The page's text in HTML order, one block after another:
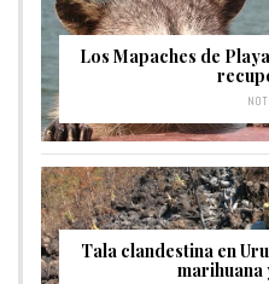
Los Mapaches de
Tala clandestina en
marihuana